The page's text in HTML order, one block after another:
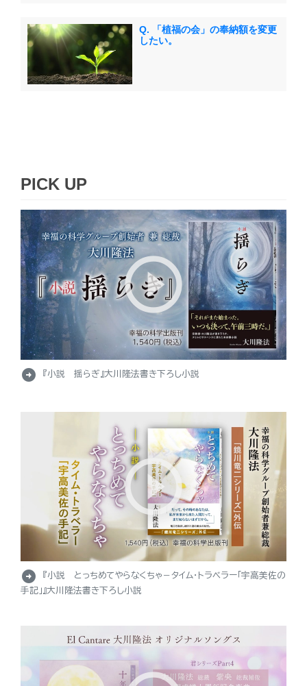
Q. 「植福の会」の奉納額を変更
したい。
PICK UP
arrow_circle_right 『小説 揺らぎ』大川隆法書き下ろし小説
arrow_circle_right
『小説 とっちめてやらなくちゃ－タイム・トラベラー「宇高美佐の
手記」』大川隆法書き下ろし小説